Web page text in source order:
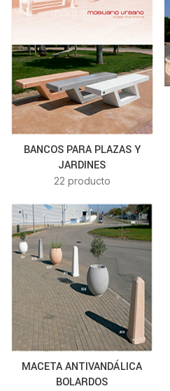
BANCOS PARA PLAZAS Y
JARDINES
22 producto
MACETA ANTIVANDÁLICA
BOLARDOS